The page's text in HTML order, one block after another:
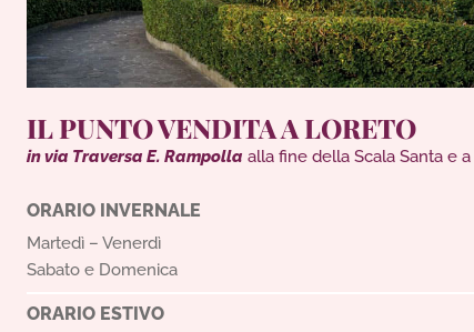
IL PUNTO VENDITA A LORETO
in via Traversa E. Rampolla alla fine della Scala Santa e
ORARIO INVERNALE
Martedì – Venerdì
Sabato e Domenica
ORARIO ESTIVO